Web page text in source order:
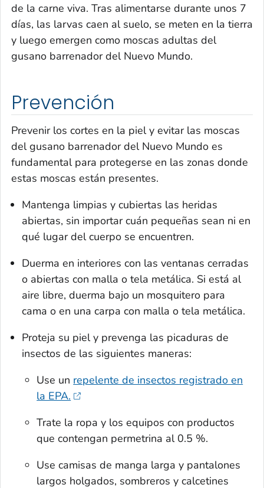
de la carne viva. Tras alimentarse durante unos 7
días, las larvas caen al suelo, se meten en la tierra
y luego emergen como moscas adultas del
gusano barrenador del Nuevo Mundo.
Prevención
Prevenir los cortes en la piel y evitar las moscas
del gusano barrenador del Nuevo Mundo es
fundamental para protegerse en las zonas donde
estas moscas están presentes.
Mantenga limpias y cubiertas las heridas
abiertas, sin importar cuán pequeñas sean ni en
qué lugar del cuerpo se encuentren.
Duerma en interiores con las ventanas cerradas
o abiertas con malla o tela metálica. Si está al
aire libre, duerma bajo un mosquitero para
cama o en una carpa con malla o tela metálica.
Proteja su piel y prevenga las picaduras de
insectos de las siguientes maneras:
Use un repelente de insectos registrado en
la EPA.
Trate la ropa y los equipos con productos
que contengan permetrina al 0.5 %.
Use camisas de manga larga y pantalones
largos holgados, sombreros y calcetines